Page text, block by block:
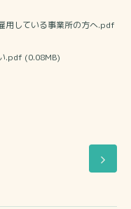
用している事業所の方へ.pdf
.pdf (0.08MB)